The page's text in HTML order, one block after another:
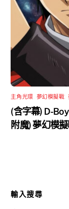
主角光環 夢幻模擬戰
(含字幕) D-
附魔) 夢幻模
輸入搜尋